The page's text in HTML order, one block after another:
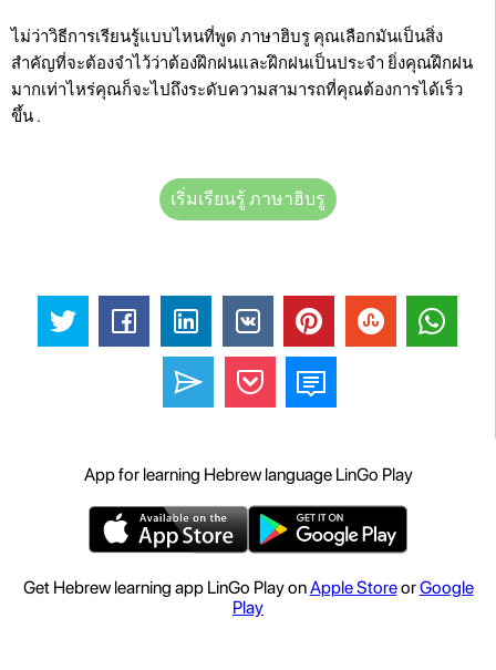
ไม่ว่าวิธีการเรียนรู้แบบไหนที่พูด ภาษาฮิบรู คุณเลือกมันเป็นสิ่ง
สำคัญที่จะต้องจำไว้ว่าต้องฝึกฝนและฝึกฝนเป็นประจำ ยิ่งคุณฝึกฝน
มากเท่าไหร่คุณก็จะไปถึงระดับความสามารถที่คุณต้องการได้เร็ว
ขึ้น .
เริ่มเรียนรู้ ภาษาฮิบรู
App for learning Hebrew language LinGo Play
Get Hebrew learning app LinGo Play onApple StoreorGoogle
Play